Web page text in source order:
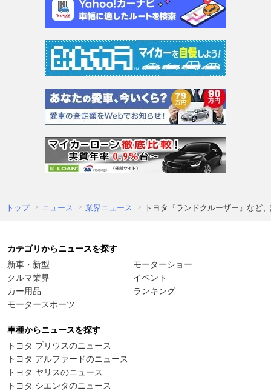
トップ ニュース 業界ニュース トヨタ『ランドクルーザー』など
カテゴリからニュースを探す
新車・新型
クルマ業界
カー用品
モータースポーツ
モーターショー
イベント
ランキング
車種からニュースを探す
トヨタ プリウスのニュース
トヨタ アルファードのニュース
トヨタ ヤリスのニュース
トヨタ シエンタのニュース